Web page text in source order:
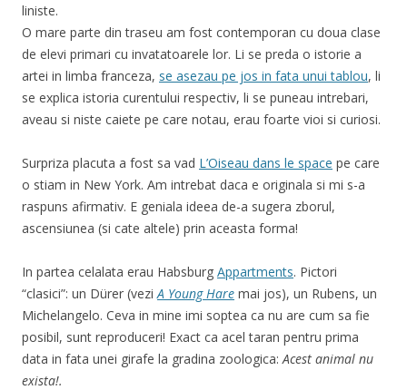
liniste.
O mare parte din traseu am fost contemporan cu doua clase
de elevi primari cu invatatoarele lor. Li se preda o istorie a
artei in limba franceza, se asezau pe jos in fata unui tablou, li
se explica istoria curentului respectiv, li se puneau intrebari,
aveau si niste caiete pe care notau, erau foarte vioi si curiosi.
Surpriza placuta a fost sa vad L’Oiseau dans le space pe care
o stiam in New York. Am intrebat daca e originala si mi s-a
raspuns afirmativ. E geniala ideea de-a sugera zborul,
ascensiunea (si cate altele) prin aceasta forma!
In partea celalata erau Habsburg Appartments. Pictori
“clasici”: un Dürer (vezi A Young Hare mai jos), un Rubens, un
Michelangelo. Ceva in mine imi soptea ca nu are cum sa fie
posibil, sunt reproduceri! Exact ca acel taran pentru prima
data in fata unei girafe la gradina zoologica: Acest animal nu
exista!.